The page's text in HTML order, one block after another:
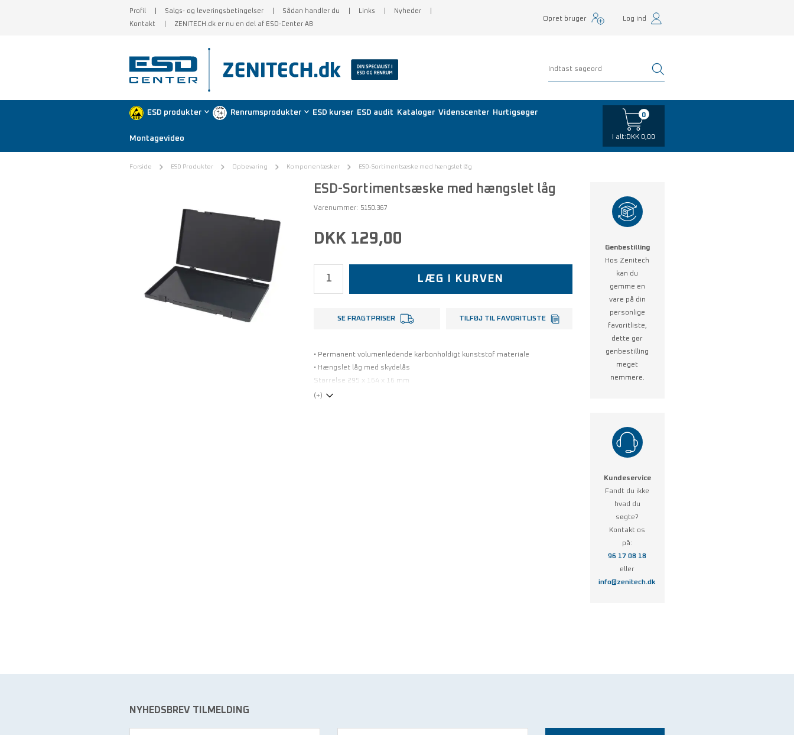
Profil Salgs- og leveringsbetingelser Sådan handler du Links
Nyheder
Kontakt
ZENITECH.dk er nu en del af ESD-Center AB
Opret bruger Log ind
ESD produkter Renrumsprodukter ESD kurser ESD audit Kataloger Videnscenter Hurtigsøger
Montagevideo
0
I alt: DKK 0,00
Forside ESD Produkter Opbevaring Komponentæsker ESD-Sortimentsæske med hængslet låg
ESD-Sortimentsæske med hængslet låg
Varenummer: 5150.367
DKK 129,00
LÆG I KURVEN
SE FRAGTPRISER TILFØJ TIL FAVORITLISTE
• Permanent volumenledende karbonholdigt kunststof materiale
• Hængslet låg med skydelås
Størrelse 295 x 164 x 16 mm
(+)
Genbestilling
Hos Zenitech
kan du
gemme en
vare på din
personlige
favoritliste,
dette gør
genbestilling
meget
nemmere.
Kundeservice
Fandt du ikke
hvad du
søgte?
Kontakt os
på:
96 17 08 18
eller
info@zenitech.dk
NYHEDSBREV TILMELDING